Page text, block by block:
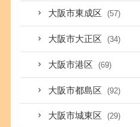
大阪市東成区 (57)
大阪市大正区 (34)
大阪市港区 (69)
大阪市都島区 (92)
大阪市城東区 (29)